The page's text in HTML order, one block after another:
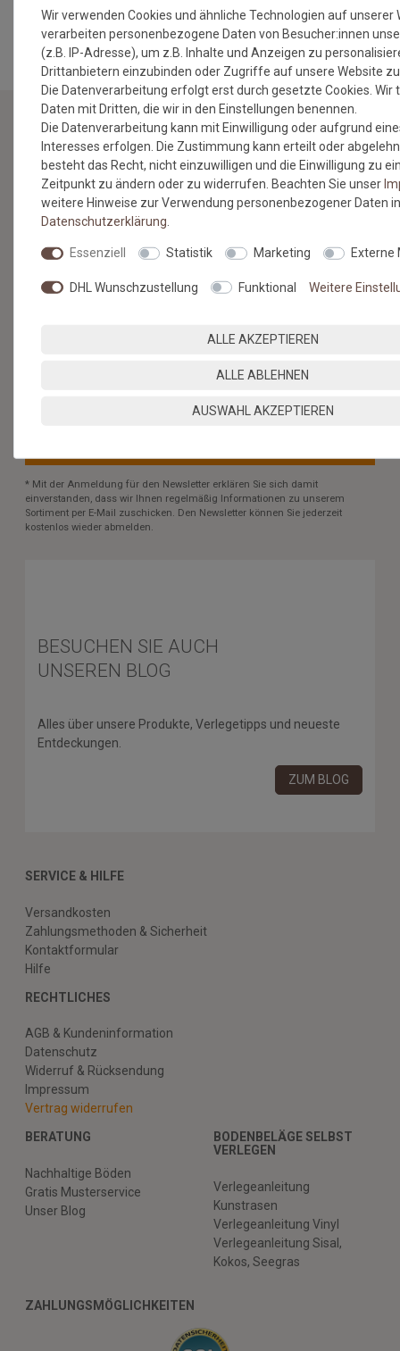
MEHR INFORMATIONEN ZUM EU VERANTWORTLICHEN »
NEWSLETTER
Jetzt anmelden: Profitieren Sie von aktuellen Angeboten
und erfahren Sie von den neuesten Produkten als
VORNAME NACHNAME
habe. Meine Einwilligung kann ich jederzeit widerrufen.**
ABONNIEREN
* Mit der Anmeldung für den Newsletter erklären Sie sich damit
einverstanden, dass wir Ihnen regelmäßig Informationen zu unserem
Sortiment per E-Mail zuschicken. Den Newsletter können Sie jederzeit
kostenlos wieder abmelden.
BESUCHEN SIE AUCH
UNSEREN BLOG
Alles über unsere Produkte, Verlegetipps und neueste
Entdeckungen.
ZUM BLOG
SERVICE & HILFE
Versandkosten
Zahlungsmethoden & Sicherheit
Kontaktformular
Hilfe
RECHTLICHES
AGB & Kundeninformation
Datenschutz
Widerruf & Rücksendung
Impressum
Vertrag widerrufen
BERATUNG
Nachhaltige Böden
Gratis Musterservice
Unser Blog
BODENBELÄGE SELBST
VERLEGEN
Verlegeanleitung
Kunstrasen
Verlegeanleitung Vinyl
Verlegeanleitung Sisal,
Kokos, Seegras
ZAHLUNGSMÖGLICHKEITEN
Wir verwenden Cookies und ähnliche Technologien auf unserer
verarbeiten personenbezogene Daten von Besucher:innen
(z.B. IP-Adresse), um z.B. Inhalte und Anzeigen zu
Drittanbietern einzubinden oder Zugriffe auf unsere Website
Die Datenverarbeitung erfolgt erst durch gesetzte Cookies. Wir
Daten mit Dritten, die wir in den Einstellungen benennen.
Die Datenverarbeitung kann mit Einwilligung oder aufgrund
Interesses erfolgen. Die Zustimmung kann erteilt oder
besteht das Recht, nicht einzuwilligen und die Einwilligung zu
Zeitpunkt zu ändern oder zu widerrufen. Beachten Sie unser
weitere Hinweise zur Verwendung personenbezogener Daten
Daten­schutz­erklärung
Essenziell Statistik Marketing Externe
DHL Wunschzustellung Funktional Weitere
ALLE AKZEPTIEREN
ALLE ABLEHNEN
AUSWAHL AKZEPTIEREN